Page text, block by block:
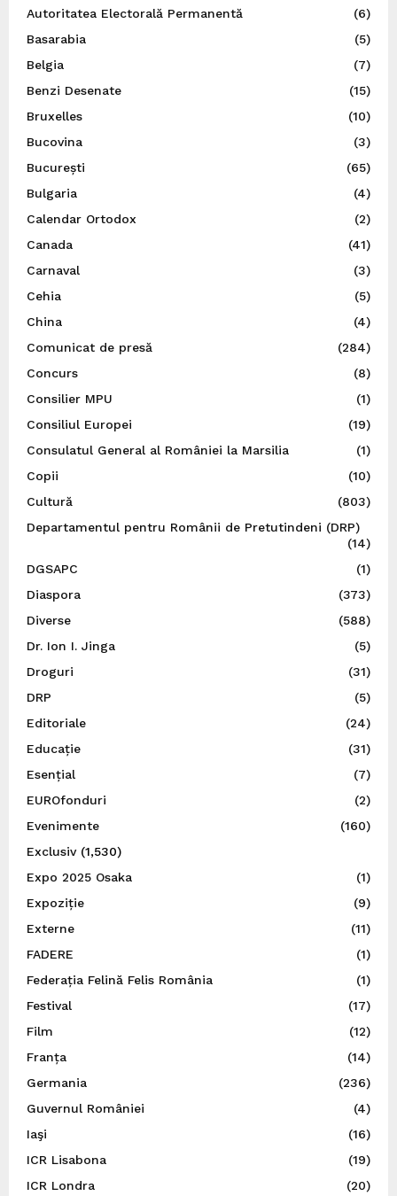
Autoritatea Electorală Permanentă
(6)
Basarabia
(5)
Belgia
(7)
Benzi Desenate
(15)
Bruxelles
(10)
Bucovina
(3)
București
(65)
Bulgaria
(4)
Calendar Ortodox
(2)
Canada
(41)
Carnaval
(3)
Cehia
(5)
China
(4)
Comunicat de presă
(284)
Concurs
(8)
Consilier MPU
(1)
Consiliul Europei
(19)
Consulatul General al României la Marsilia
(1)
Copii
(10)
Cultură
(803)
Departamentul pentru Românii de Pretutindeni (DRP)
(14)
DGSAPC
(1)
Diaspora
(373)
Diverse
(588)
Dr. Ion I. Jinga
(5)
Droguri
(31)
DRP
(5)
Editoriale
(24)
Educație
(31)
Esențial
(7)
EUROfonduri
(2)
Evenimente
(160)
Exclusiv(1,530)
Expo 2025 Osaka
(1)
Expoziție
(9)
Externe
(11)
FADERE
(1)
Federația Felină Felis România
(1)
Festival
(17)
Film
(12)
Franța
(14)
Germania
(236)
Guvernul României
(4)
Iaşi
(16)
ICR Lisabona
(19)
ICR Londra
(20)